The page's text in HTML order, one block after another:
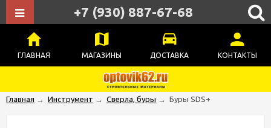
ГЛАВНАЯ МАГАЗИНЫ ДОСТАВКА КОНТАКТЫ
+7 (930) 887-67-68
Главная → Инструмент → Сверла, буры → Буры SDS+